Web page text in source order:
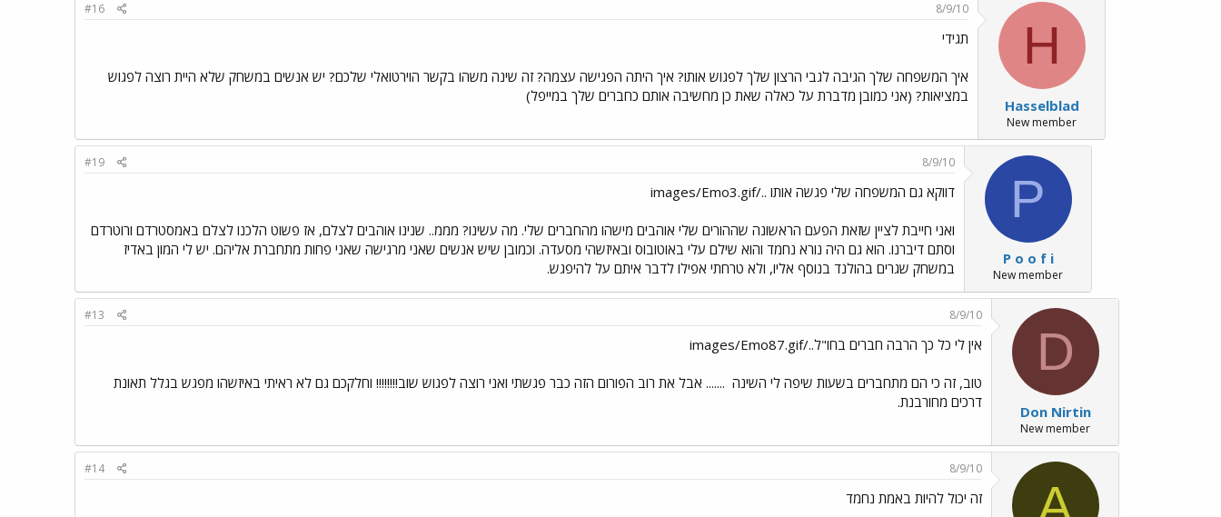
H
Hasselblad
New member
8/9/10
#16
תגידי
איך המשפחה שלך הגיבה לגבי הרצון שלך לפגוש אותו? איך היתה הפגישה עצמה? זה שינה משהו בקשר הוירטואלי שלכם? יש אנשים במשחק שלא היית רוצה לפגוש
במציאות? (אני כמובן מדברת על כאלה שאת כן מחשיבה אותם כחברים שלך במייפל)
P
P o o f i
New member
8/9/10
#19
דווקא גם המשפחה שלי פגשה אותו ../images/Emo3.gif
ואני חייבת לציין שזאת הפעם הראשונה שההורים שלי אוהבים מישהו מהחברים שלי. מה עשינו? מממ.. שנינו אוהבים לצלם, אז פשוט הלכנו לצלם באמסטרדם ורוטרדם
וסתם דיברנו. הוא גם היה נורא נחמד והוא שילם עלי באוטובוס ובאיזשהי מסעדה. וכמובן שיש אנשים שאני מרגישה שאני פחות מתחברת אליהם. יש לי המון באדיז
במשחק שגרים בהולנד בנוסף אליו, ולא טרחתי אפילו לדבר איתם על להיפגש.
D
Don Nirtin
New member
8/9/10
#13
אין לי כל כך הרבה חברים בחו"ל../images/Emo87.gif
טוב, זה כי הם מתחברים בשעות שיפה לי השינה ....... אבל את רוב הפורום הזה כבר פגשתי ואני רוצה לפגוש שוב!!!!!!!! וחלקכם גם לא ראיתי באיזשהו מפגש בגלל תאונת
דרכים מחורבנת.
A
8/9/10
#14
זה יכול להיות באמת נחמד